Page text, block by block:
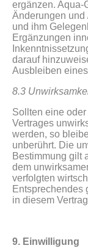
ergänzen. Aqua-
Änderungen und
und ihm
Ergänzungen
darauf
Ausbleiben
8.3
Sollten eine
Vertrages
werden, so
unberührt. Die
Bestimmung gilt
dem
verfolgten
Entsprechendes
in diesem
9. Einwilligung